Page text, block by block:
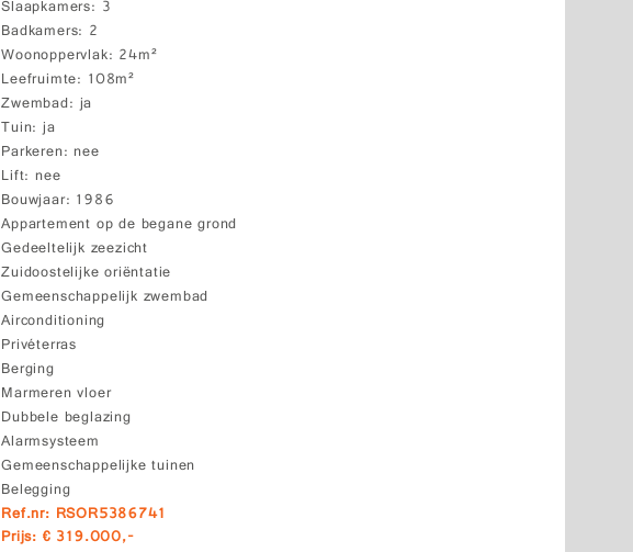
Slaapkamers 3
Badkamers 2
Woonoppervlak 24m²
Leefruimte 108m²
Zwembad ja
Tuin ja
Parkeren nee
Lift nee
Bouwjaar 1986
Appartement op de begane grond
Gedeeltelijk zeezicht
Zuidoostelijke oriëntatie
Gemeenschappelijk zwembad
Airconditioning
Privéterras
Berging
Marmeren vloer
Dubbele beglazing
Alarmsysteem
Gemeenschappelijke tuinen
Belegging
Ref.nr: RSOR5386741
Prijs: € 319.000,-